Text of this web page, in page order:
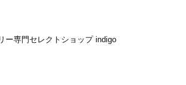
ー専門セレクトショップ indigo